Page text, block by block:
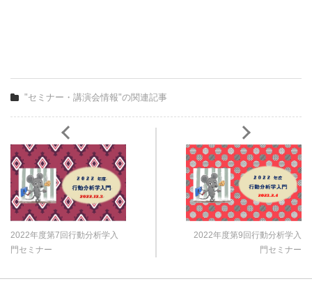
"セミナー・講演会情報"の関連記事
2022年度第7回行動分析学入
門セミナー
2022年度第9回行動分析学入
門セミナー